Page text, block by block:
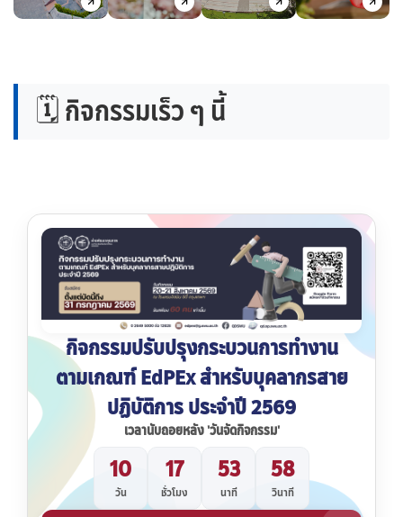
🗓️ กิจกรรมเร็ว ๆ นี้
กิจกรรมปรับปรุงกระบวนการทำงาน
ตามเกณฑ์ EdPEx สำหรับบุคลากรสาย
ปฏิบัติการ ประจำปี 2569
เวลานับถอยหลัง'วันจัดกิจกรรม'
10
วัน
17
ชั่วโมง
53
นาที
57
วินาที